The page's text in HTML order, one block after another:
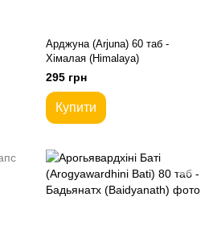
Арджуна (Arjuna) 60 таб -
Хімалая (Himalaya)
295 грн
Купити